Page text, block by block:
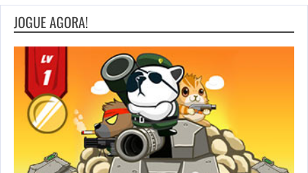
JOGUE AGORA!